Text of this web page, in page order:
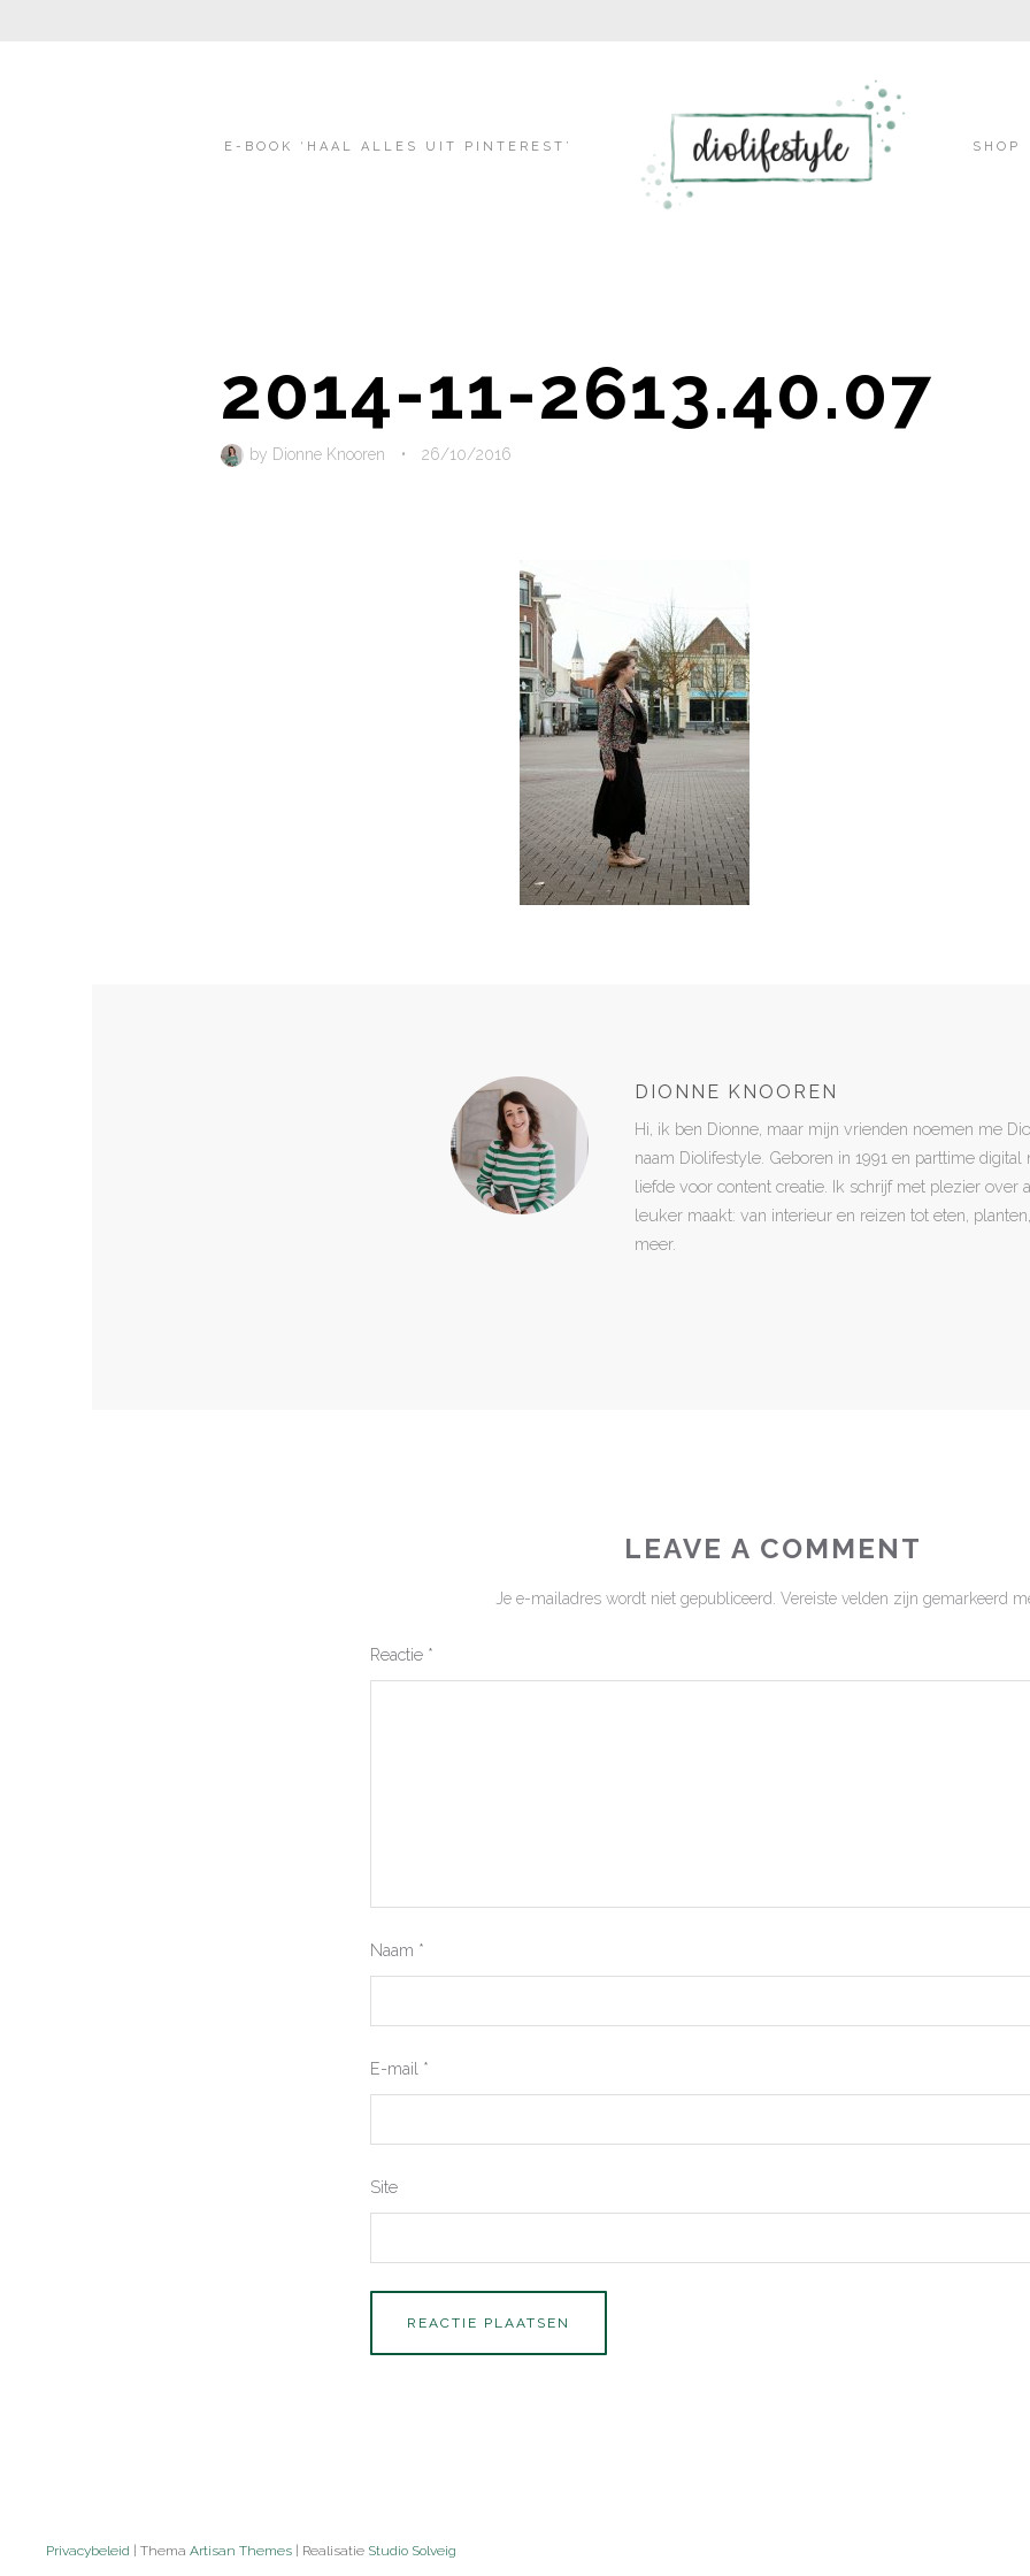
content
E-BOOK ‘HAAL ALLES UIT PINTEREST’ SHOP
2014-11-2613.40.07
by Dionne Knooren • 26/10/2016
DIONNE KNOOREN
Hi, ik ben Dionne, maar mijn vrienden noemen me
naam Diolifestyle. Geboren in 1991 en parttime
liefde voor content creatie. Ik schrijf met plezier over
leuker maakt: van interieur en reizen tot eten,
meer.
LEAVE A COMMENT
Je e-mailadres wordt niet gepubliceerd. Vereiste velden zijn gemarkeerd
Reactie *
Naam *
E-mail *
Site
Privacybeleid | Thema Artisan Themes | Realisatie Studio Solveig